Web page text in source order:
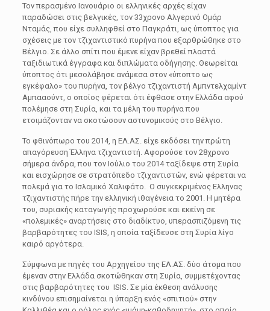
Τον περασμένο Ιανουάριο οι ελληνικές αρχές είχαν
παραδώσει στις βελγικές, τον 33χρονο Αλγερινό Ομάρ
Νταμάς, που είχε συλληφθεί στο Παγκράτι, ως ύποπτος για
σχέσεις με τον τζιχαντιστικό πυρήνα που εξαρθρώθηκε στο
Βέλγιο. Σε άλλο σπίτι που έμενε είχαν βρεθεί πλαστά
ταξιδιωτικά έγγραφα και διπλώματα οδήγησης. Θεωρείται
ύποπτος ότι μεσολάβησε ανάμεσα στον «ύποπτο ως
εγκέφαλο» του πυρήνα, τον βέλγο τζιχαντιστή Αμπντελχαμίντ
Αμπααούντ, ο οποίος φέρεται ότι έφθασε στην Ελλάδα αφού
πολέμησε στη Συρία, και τα μέλη του πυρήνα που
ετοιμάζονταν να σκοτώσουν αστυνομικούς στο Βέλγιο.
Το φθινόπωρο του 2014, η ΕΛ.ΑΣ. είχε εκδόσει την πρώτη
απαγόρευση Έλληνα τζιχαντιστή. Αφορούσε τον 28χρονο
σήμερα άνδρα, που τον Ιούλιο του 2014 ταξίδεψε στη Συρία
και εισχώρησε σε στρατόπεδο τζιχαντιστών, ενώ φέρεται να
πολεμά για το Ισλαμικό Χαλιφάτο. Ο συγκεκριμένος Ελληνας
τζιχαντιστής πήρε την ελληνική ιθαγένεια το 2001. Η μητέρα
του, συριακής καταγωγής προχωρούσε και εκείνη σε
«πολεμικές» αναρτήσεις στο διαδίκτυο, υπερασπιζόμενη τις
βαρβαρότητες του ISIS, η οποία ταξίδευσε στη Συρία λίγο
καιρό αργότερα.
Σύμφωνα με πηγές του Αρχηγείου της ΕΛ.ΑΣ. δύο άτομα που
έμεναν στην Ελλάδα σκοτώθηκαν στη Συρία, συμμετέχοντας
στις βαρβαρότητες του ISIS. Σε μία έκθεση ανάλυσης
κινδύνου επισημαίνεται η ύπαρξη ενός «σπιτιού» στην